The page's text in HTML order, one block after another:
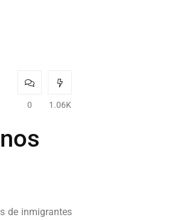
0 1.06K
de inmigrantes